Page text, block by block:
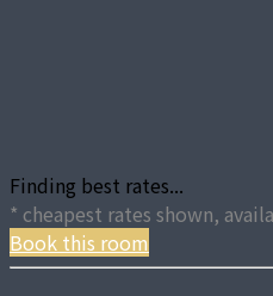
Finding best rates...
* cheapest rates shown,
Book this room